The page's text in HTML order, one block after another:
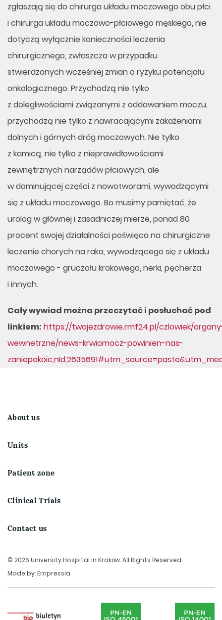
zgłaszają się do chirurga układu moczowego obu płci
i chirurga układu moczowo-płciowego męskiego, nie
dotyczą wyłącznie konieczności leczenia
chirurgicznego, zwłaszcza w przypadku
stwierdzonych wcześniej zmian o ryzyku potencjału
onkologicznego. Przychodzą nie tylko
z dolegliwościami związanymi z oddawaniem moczu,
przychodzą nie tylko z nawracającymi zakażeniami
dolnych i górnych dróg moczowych. Nie tylko
z kamicą, nie tylko z nieprawidłowościami
zewnętrznych narządów płciowych, ale
w dominującej części z nowotworami, wywodzącymi
się z układu moczowego. Bo musimy pamiętać, że
urolog w głównej i zasadniczej mierze, ponad 80
procent swojej działalności poświęca na chirurgiczne
leczenie chorych na raka, wywodzącego się z układu
moczowego - gruczołu krokowego, nerki, pęcherza
i innych.
Cały wywiad można przeczytać i posłuchać pod
linkiem: https://twojezdrowie.rmf24.pl/czlowiek/
wewnetrzne/news-krwiomocz-powinien-nas-
About us
Units
Patient zone
Clinical Trials
Contact us
© 2026 University Hospital in Kraków. All Rights Reserved.
Made by:Empressia